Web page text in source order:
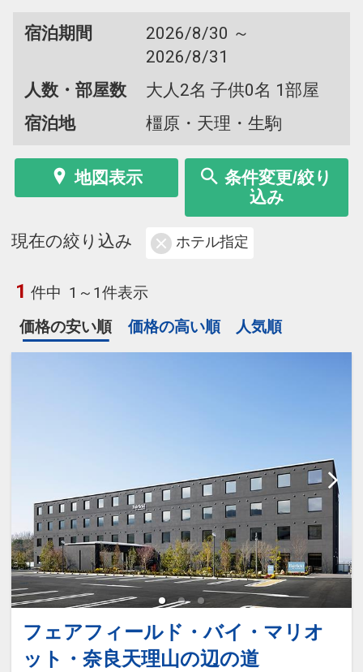
宿泊期間
2026/8/30 ～
2026/8/31
人数・部屋数
大人2名 子供0名 1部屋
宿泊地
橿原・天理・生駒
地図表示
条件変更/絞り
込み
現在の絞り込み ホテル指定
1 件中 1～1件表示
価格の安い順
価格の高い順 人気順
フェアフィールド・バイ・マリオ
ット・奈良天理山の辺の道